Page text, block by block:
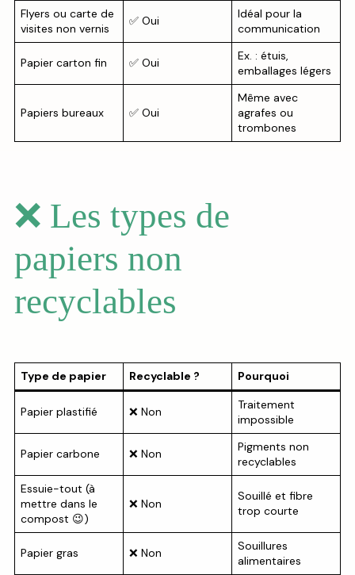
Flyers ou carte de
visites non vernis
✅ Oui
Idéal pour la
communication
Papier carton fin ✅ Oui
Ex. : étuis,
emballages légers
Papiers bureaux ✅ Oui
Même avec
agrafes ou
trombones
❌ Les types de
papiers non
recyclables
Type de papier Recyclable ? Pourquoi
Papier plastifié ❌ Non
Traitement
impossible
Papier carbone ❌ Non
Pigments non
recyclables
Essuie-tout (à
mettre dans le
compost 😉)
❌ Non
Souillé et fibre
trop courte
Papier gras ❌ Non
Souillures
alimentaires